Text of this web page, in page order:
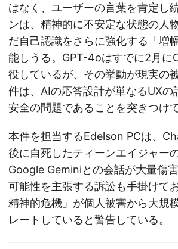
はなく、ユーザーの言葉を肯定し
ンは、精神的に不安定な状態の人
だ自己認識をさらに強化する「増
能しうる。GPT-4oはすでに2月に
役しているが、その挙動が現実の
件は、AIの応答設計が単なるUXの
安全の問題であることを突きつけて
本件を担当するEdelson PCは、
後に自死したティーンエイジャー
Google Geminiとの会話が大量傷
可能性を主張する訴訟も手掛けて
精神的危機」が個人被害から大規
レートしていると警告している。